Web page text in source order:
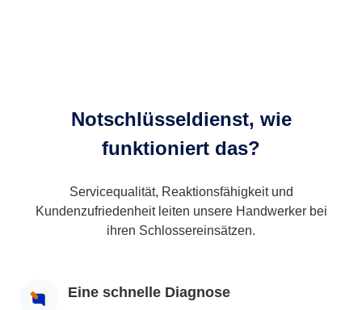
Notschlüsseldienst, wie
funktioniert das?
Servicequalität, Reaktionsfähigkeit und
Kundenzufriedenheit leiten unsere Handwerker bei
ihren Schlossereinsätzen.
Eine schnelle Diagnose